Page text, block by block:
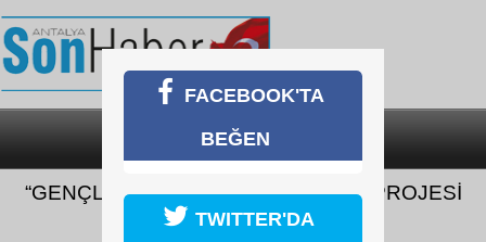
SON DAKİKA
“GENÇLİK VE GÜVENLİ GELECEK” PROJESİ
DEVAM EDİYOR
FACEBOOK'TA
BEĞEN
TWITTER'DA